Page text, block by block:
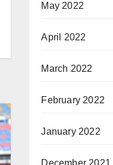
May 2022
April 2022
March 2022
February 2022
January 2022
December 2021